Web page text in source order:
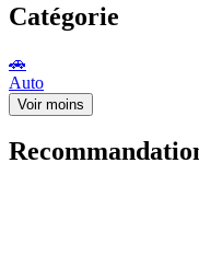
Catégorie
🚗
Auto
Voir moins